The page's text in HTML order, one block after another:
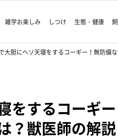
雑学お楽しみ しつけ 生態・健康
大胆にヘソ天寝をするコーギー！無防備
をするコーギ
？獣医師の解説